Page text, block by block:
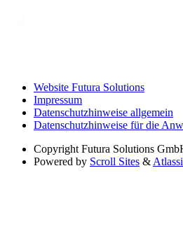
Website Futura Solutions
Impressum
Datenschutzhinweise allgemein
Datenschutzhinweise für die
Copyright Futura Solutions
Powered by Scroll Sites &